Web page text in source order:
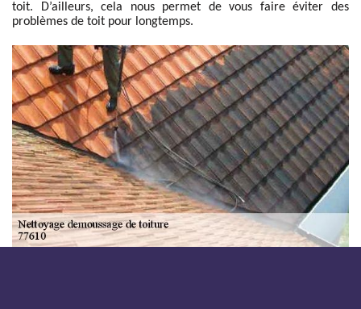
toit. D’ailleurs, cela nous permet de vous faire éviter des
problèmes de toit pour longtemps.